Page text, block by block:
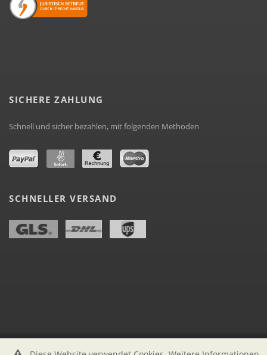
SICHERE ZAHLUNG
Schnell und sicher bezahlen, mit folgenden Methoden
SCHNELLER VERSAND